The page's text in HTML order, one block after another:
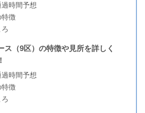
時間予想
徴
ス（9区）の特徴や見所を詳しく
時間予想
徴